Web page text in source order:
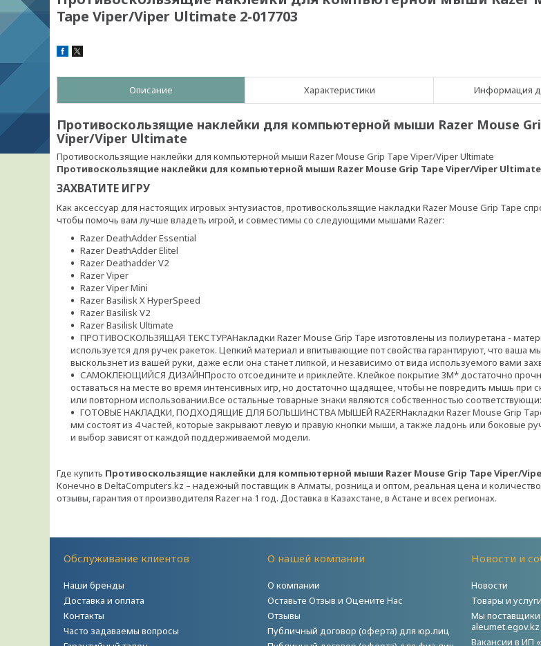
Tape Viper/Viper Ultimate 2-017703
Описание Характеристики Информация
Противоскользящие наклейки для компьютерной мыши Razer Mouse
Viper/Viper Ultimate
Противоскользящие наклейки для компьютерной мыши Razer Mouse Grip Tape Viper/Viper Ultimate
Противоскользящие наклейки для компьютерной мыши Razer Mouse Grip Tape Viper/Viper Ultimate
ЗАХВАТИТЕ ИГРУ
Как аксессуар для настоящих игровых энтузиастов, противоскользящие накладки Razer Mouse Grip Tape
чтобы помочь вам лучше владеть игрой, и совместимы со следующими мышами Razer:
Razer DeathAdder Essential
Razer DeathAdder Elitel
Razer Deathadder V2
Razer Viper
Razer Viper Mini
Razer Basilisk X HyperSpeed
Razer Basilisk V2
Razer Basilisk Ultimate
ПРОТИВОСКОЛЬЗЯЩАЯ ТЕКСТУРАНакладки Razer Mouse Grip Tape изготовлены из полиуретана -
используется для ручек ракеток. Цепкий материал и впитывающие пот свойства гарантируют, что ваша
выскользнет из вашей руки, даже если она станет липкой, и независимо от вида используемого вами
САМОКЛЕЮЩИЙСЯ ДИЗАЙНПросто отсоедините и приклейте. Клейкое покрытие 3M* достаточно
оставаться на месте во время интенсивных игр, но достаточно щадящее, чтобы не повредить мышь при
или повторном использовании.Все остальные товарные знаки являются собственностью
ГОТОВЫЕ НАКЛАДКИ, ПОДХОДЯЩИЕ ДЛЯ БОЛЬШИНСТВА МЫШЕЙ RAZERНакладки Razer Mouse Grip
мм состоят из 4 частей, которые закрывают левую и правую кнопки мыши, а также ладонь или боковые
и выбор зависят от каждой поддерживаемой модели.
Где купить Противоскользящие наклейки для компьютерной мыши Razer Mouse Grip Tape Viper/
Конечно в DeltaComputers.kz – надежный поставщик в Алматы, розница и оптом, реальная цена и
отзывы, гарантия от производителя Razer на 1 год. Доставка в Казахстане, в Астане и всех регионах.
Обслуживание клиентов
Наши бренды
Доставка и оплата
Контакты
Часто задаваемы вопросы
О нашей компании
О компании
Оставьте Отзыв и Оцените Нас
Отзывы
Публичный договор (оферта) для юр.лиц
Новости и
Новости
Товары и услуги
Мы
aleumet.egov.kz
Вакансии в ИП